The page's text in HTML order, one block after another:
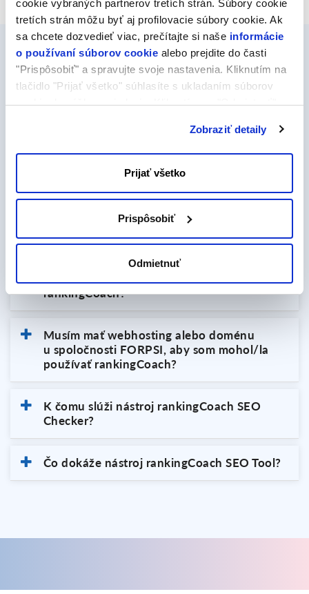
cookie vybraných partnerov tretích strán. Súbory cookie
tretích strán môžu byť aj profilovacie súbory cookie. Ak
sa chcete dozvedieť viac, prečítajte si naše informácie
o používaní súborov cookie alebo prejdite do časti
"Prispôsobiť" a spravujte svoje nastavenia. Kliknutím na
tlačidlo "Prijať všetko" súhlasíte s ukladaním súborov
cookie do vášho zariadenia. Kliknutím na "Odmietnuť"
Zobraziť detaily
Prijať všetko
Prispôsobiť
Odmietnuť
Časté otázky
Oba varianty služby rankingCoach je možné
Čo je potrebné na používanie nástroja
rankingCoach?
Musím mať webhosting alebo doménu
u spoločnosti FORPSI, aby som mohol/la
používať rankingCoach?
K čomu slúži nástroj rankingCoach SEO
Checker?
Čo dokáže nástroj rankingCoach SEO Tool?